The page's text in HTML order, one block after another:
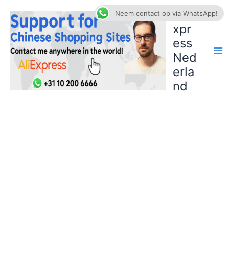
naar
inhoud
AliE
xpr
ess
Ned
erla
nd
Neem contact op via WhatsApp!